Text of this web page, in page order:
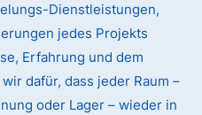
Dienstleistungen,
jedes Projekts
Erfahrung und dem
dafür, dass jeder Raum –
oder Lager – wieder in